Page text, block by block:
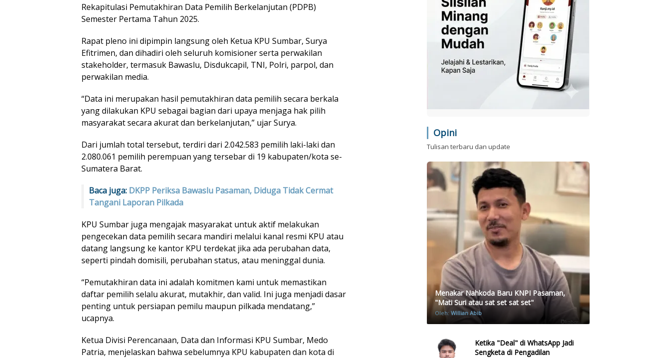
Rekapitulasi Pemutakhiran Data Pemilih Berkelanjutan (PDPB)
Semester Pertama Tahun 2025.
Rapat pleno ini dipimpin langsung oleh Ketua KPU Sumbar, Surya
Efitrimen, dan dihadiri oleh seluruh komisioner serta perwakilan
stakeholder, termasuk Bawaslu, Disdukcapil, TNI, Polri, parpol, dan
perwakilan media.
“Data ini merupakan hasil pemutakhiran data pemilih secara berkala
yang dilakukan KPU sebagai bagian dari upaya menjaga hak pilih
masyarakat secara akurat dan berkelanjutan,” ujar Surya.
Dari jumlah total tersebut, terdiri dari 2.042.583 pemilih laki-laki dan
2.080.061 pemilih perempuan yang tersebar di 19 kabupaten/kota se-
Sumatera Barat.
Baca juga: DKPP Periksa Bawaslu Pasaman, Diduga Tidak Cermat
Tangani Laporan Pilkada
KPU Sumbar juga mengajak masyarakat untuk aktif melakukan
pengecekan data pemilih secara mandiri melalui kanal resmi KPU atau
datang langsung ke kantor KPU terdekat jika ada perubahan data,
seperti pindah domisili, perubahan status, atau meninggal dunia.
“Pemutakhiran data ini adalah komitmen kami untuk memastikan
daftar pemilih selalu akurat, mutakhir, dan valid. Ini juga menjadi dasar
penting untuk persiapan pemilu maupun pilkada mendatang,”
ucapnya.
Ketua Divisi Perencanaan, Data dan Informasi KPU Sumbar, Medo
Patria, menjelaskan bahwa sebelumnya KPU kabupaten dan kota di
Opini
Tulisan terbaru dan update
Menakar Nahkoda Baru KNPI Pasaman,
"Mati Suri atau sat set sat set"
Oleh: Willian Abib
Ketika "Deal" di WhatsApp Jadi
Sengketa di Pengadilan